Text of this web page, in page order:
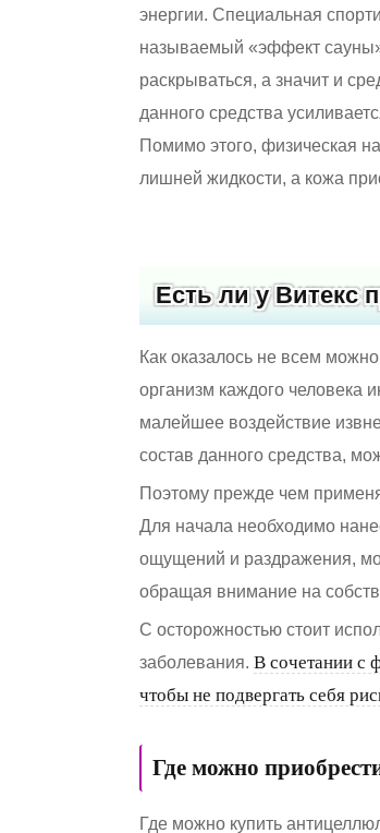
энергии. Специальная
называемый «эффект
раскрываться, а значит и
данного средства
Помимо этого, физическая
лишней жидкости, а кожа
Есть ли у Витекс
Как оказалось не всем
организм каждого человека
малейшее воздействие
состав данного средства,
Поэтому прежде чем
Для начала необходимо
ощущений и раздражения,
обращая внимание на
С осторожностью стоит
заболевания. В сочетании с
чтобы не подвергать себя
Где можно
Где можно купить